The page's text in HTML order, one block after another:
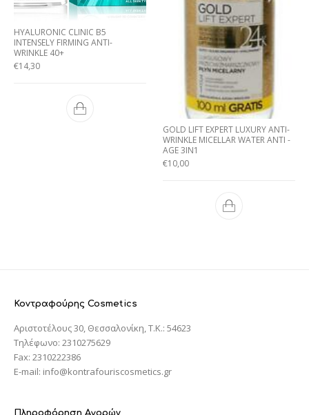
HYALURONIC CLINIC B5
INTENSELY FIRMING ANTI-
WRINKLE 40+
€14,30
GOLD LIFT EXPERT LUXURY ANTI-
WRINKLE MICELLAR WATER ANTI -
AGE 3IN1
€10,00
Κοντραφούρης Cosmetics
Αριστοτέλους 30, Θεσσαλονίκη, T.K.: 54623
Τηλέφωνο: 2310275629
Fax: 2310222386
E-mail: info@kontrafouriscosmetics.gr
Πληροφόρηση Αγορών